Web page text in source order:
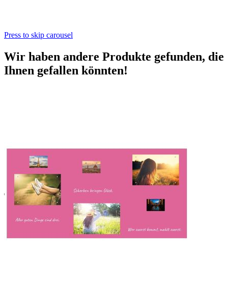
Press to skip carousel
Wir haben andere Produkte gefunden, die
Ihnen gefallen könnten!